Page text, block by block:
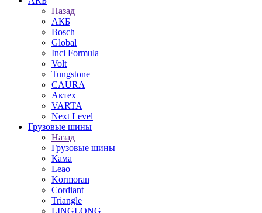
Назад
АКБ
Bosch
Global
Inci Formula
Volt
Tungstone
CAURA
Актех
VARTA
Next Level
Грузовые шины
Назад
Грузовые шины
Кама
Leao
Kormoran
Cordiant
Triangle
LINGLONG